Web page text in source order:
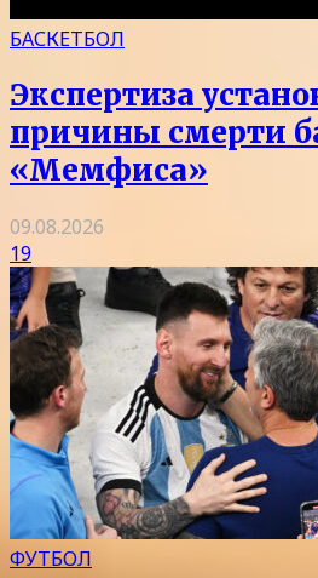
БАСКЕТБОЛ
Экспертиза
причины смерти
«Мемфиса»
09.08.2026
19
ФУТБОЛ